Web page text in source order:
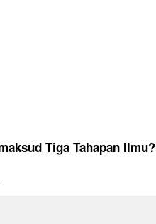
Tiga Tahapan Ilmu?